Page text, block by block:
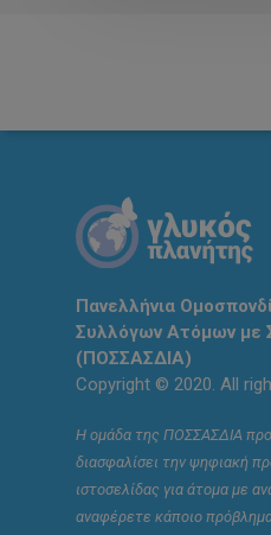
Πανελλήνια
Συλλόγων Ατόμων με
(ΠΟΣΣΑΣΔΙΑ)
Copyright © 2020. All
Η ομάδα της ΠΟΣΣΑΣΔΙΑ
διασφαλίσει την ψηφιακή
ιστοσελίδας για άτομα με
αναφέρετε κάποιο